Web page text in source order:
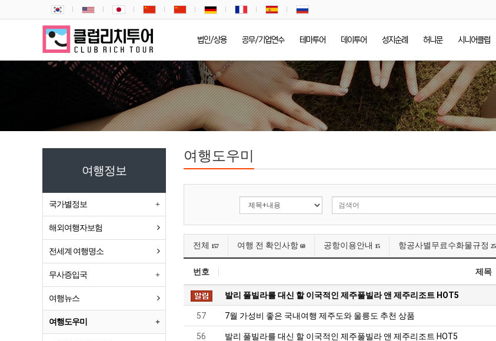
법인/상용 공무/기업연수 테마투어 데이투어 성지순례 허니문 시니어클럽
여행도우미
전체 157 여행 전 확인사항 60 공항이용안내 15 항공사별무료수화물규정 25
번호 제목
발리 풀빌라를 대신 할 이국적인 제주풀빌라 앤 제주리조트 HOT5
57 7월 가성비 좋은 국내여행 제주도와 울릉도 추천 상품
56 발리 풀빌라를 대신 할 이국적인 제주풀빌라 앤 제주리조트 HOT5
여행정보
국가별정보
해외여행자보험
전세계 여행명소
무사증입국
여행뉴스
여행도우미